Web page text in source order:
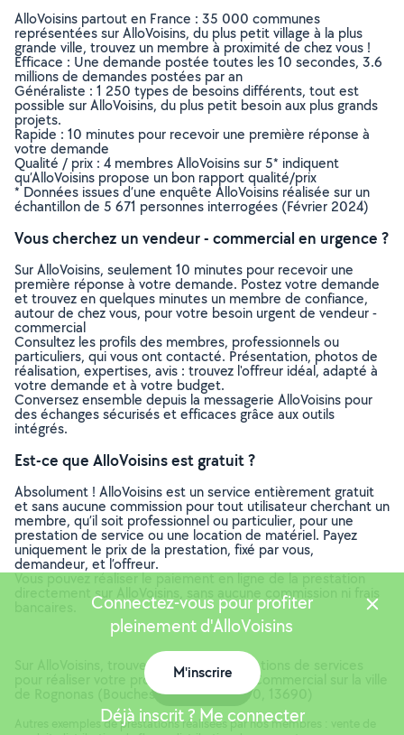
AlloVoisins partout en France : 35 000 communes
représentées sur AlloVoisins, du plus petit village à la plus
grande ville, trouvez un membre à proximité de chez vous !
Efficace : Une demande postée toutes les 10 secondes, 3.6
millions de demandes postées par an
Généraliste : 1 250 types de besoins différents, tout est
possible sur AlloVoisins, du plus petit besoin aux plus grands
projets.
Rapide : 10 minutes pour recevoir une première réponse à
votre demande
Qualité / prix : 4 membres AlloVoisins sur 5* indiquent
qu’AlloVoisins propose un bon rapport qualité/prix
* Données issues d’une enquête AlloVoisins réalisée sur un
échantillon de 5 671 personnes interrogées (Février 2024)
Vous cherchez un vendeur - commercial en urgence ?
Sur AlloVoisins, seulement 10 minutes pour recevoir une
première réponse à votre demande. Postez votre demande
et trouvez en quelques minutes un membre de confiance,
autour de chez vous, pour votre besoin urgent de vendeur -
commercial
Consultez les profils des membres, professionnels ou
particuliers, qui vous ont contacté. Présentation, photos de
réalisation, expertises, avis : trouvez l'offreur idéal, adapté à
votre demande et à votre budget.
Conversez ensemble depuis la messagerie AlloVoisins pour
des échanges sécurisés et efficaces grâce aux outils
intégrés.
Est-ce que AlloVoisins est gratuit ?
Absolument ! AlloVoisins est un service entièrement gratuit
et sans aucune commission pour tout utilisateur cherchant un
membre, qu’il soit professionnel ou particulier, pour une
prestation de service ou une location de matériel. Payez
uniquement le prix de la prestation, fixé par vous,
demandeur, et l’offreur.
Vous pouvez réaliser le paiement en ligne de la prestation
directement sur AlloVoisins, sans aucune commission ni frais
Sur AlloVoisins, trouvez toutes les prestations de services
pour réaliser votre projet de Vendeur - Commercial sur la ville
de Rognonas (Bouches-du-Rhône, 13870, 13690)
Autres exemples de prestations réalisées par nos membres : vente de
Connectez-vous pour profiter
pleinement d'AlloVoisins
M'inscrire
Déjà inscrit ? Me connecter